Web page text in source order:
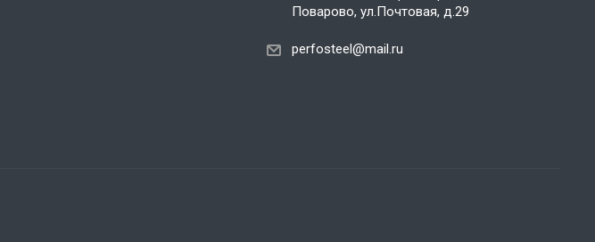
Поварово, ул.Почтовая, д.29
perfosteel@mail.ru